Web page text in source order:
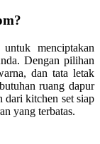
menciptakan
Dengan pilihan
dan tata letak
ruang dapur
dari kitchen set siap
yang terbatas.